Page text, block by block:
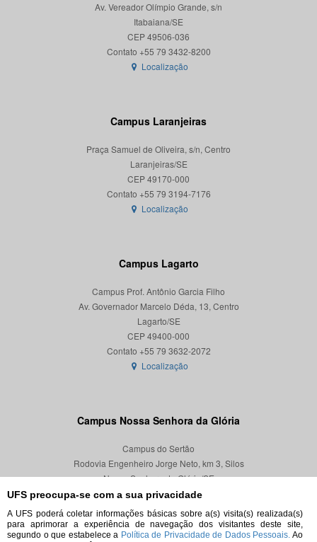
UFS preocupa-se com a sua privacidade
A UFS poderá coletar informações básicas sobre a(s) visita(s) realizada(s)
para aprimorar a experiência de navegação dos visitantes deste site,
segundo o que estabelece a Política de Privacidade de Dados Pessoais. Ao
Av. Vereador Olímpio Grande, s/n
Itabaiana/SE
CEP 49506-036
Localização
Campus Laranjeiras
Praça Samuel de Oliveira, s/n, Centro
Laranjeiras/SE
CEP 49170-000
Localização
Campus Lagarto
Campus Prof. Antônio Garcia Filho
Av. Governador Marcelo Déda, 13, Centro
Lagarto/SE
CEP 49400-000
Localização
Campus Nossa Senhora da Glória
Campus do Sertão
Rodovia Engenheiro Jorge Neto, km 3, Silos
Nossa Senhora da Glória/SE
CEP 49680-000
Localização